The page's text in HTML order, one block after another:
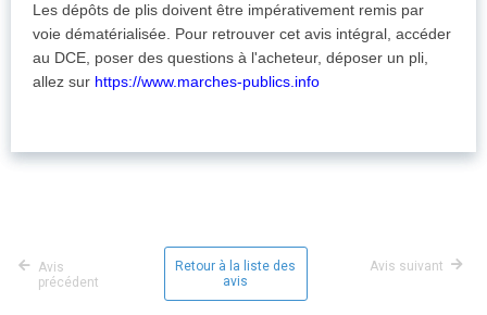
Les dépôts de plis doivent être impérativement remis par
voie dématérialisée. Pour retrouver cet avis intégral, accéder
au DCE, poser des questions à l'acheteur, déposer un pli,
allez sur https://www.marches-publics.info
Avis
précédent
Retour à la liste des
avis
Avis suivant